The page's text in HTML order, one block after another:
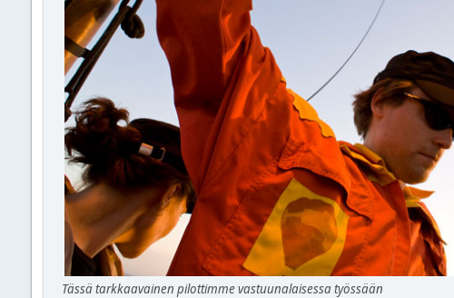
Tässä tarkkaavainen pilottimme vastuunalaisessa työssään